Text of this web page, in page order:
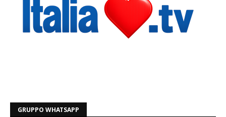
GRUPPO WHATSAPP